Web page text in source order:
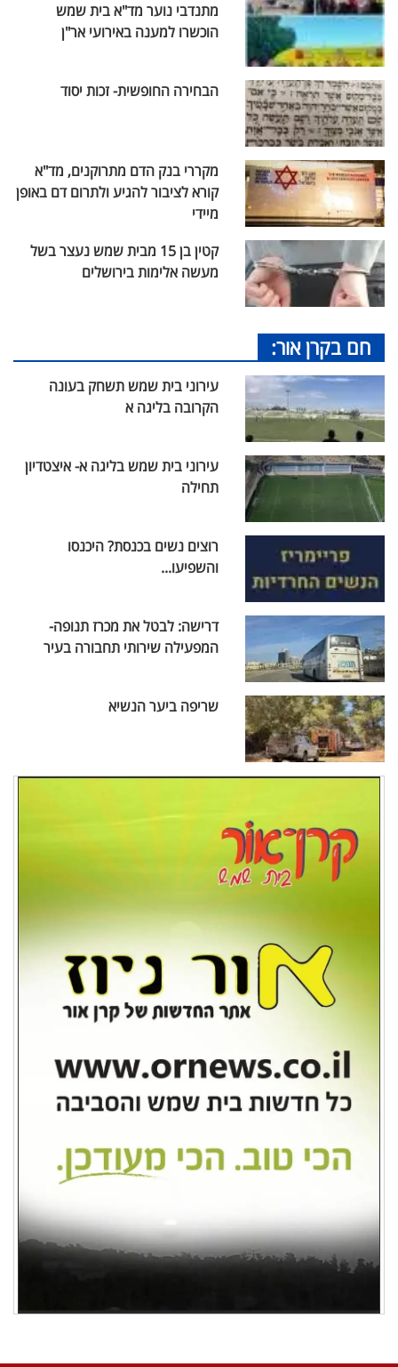
מתנדבי נוער מד"א בית שמש
הוכשרו למענה באירועי אר"ן
הבחירה החופשית- זכות יסוד
מקררי בנק הדם מתרוקנים, מד"א
קורא לציבור להגיע ולתרום דם באופן
מיידי
קטין בן 15 מבית שמש נעצר בשל
מעשה אלימות בירושלים
חם בקרן אור:
עירוני בית שמש תשחק בעונה
הקרובה בליגה א
עירוני בית שמש בליגה א- איצטדיון
תחילה
רוצים נשים בכנסת? היכנסו
והשפיעו...
דרישה: לבטל את מכרז תנופה-
המפעילה שירותי תחבורה בעיר
שריפה ביער הנשיא